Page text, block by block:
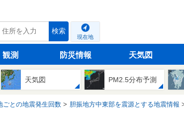
検索
現在地
観測 防災情報 天気図
天気図 PM2.5分布予測
ごとの地震発生回数 胆振地方中東部を震源とする地震情報